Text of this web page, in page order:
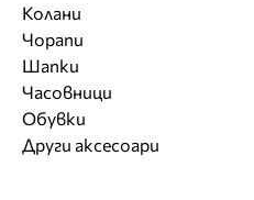
Колани
Чорапи
Шапки
Часовници
Обувки
Други аксесоари